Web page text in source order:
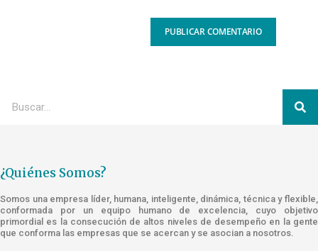
¿Quiénes Somos?
Somos una empresa líder, humana, inteligente, dinámica, técnica y flexible,
conformada por un equipo humano de excelencia, cuyo objetivo
primordial es la consecución de altos niveles de desempeño en la gente
que conforma las empresas que se acercan y se asocian a nosotros.